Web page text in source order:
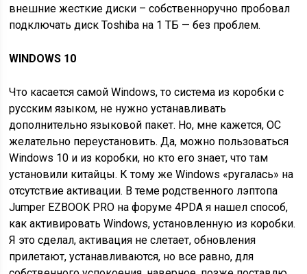
внешние жесткие диски – собственноручно пробовал
подключать диск Toshiba на 1 ТБ — без проблем.
WINDOWS 10
Что касается самой Windows, то система из коробки с
русским языком, не нужно устанавливать
дополнительно языковой пакет. Но, мне кажется, ОС
желательно переустановить. Да, можно пользоваться
Windows 10 и из коробки, но кто его знает, что там
установили китайцы. К тому же Windows «ругалась» на
отсутствие активации. В теме родственного лэптопа
Jumper EZBOOK PRO на форуме 4PDA я нашел способ,
как активировать Windows, установленную из коробки.
Я это сделал, активация не слетает, обновления
прилетают, устанавливаются, но все равно, для